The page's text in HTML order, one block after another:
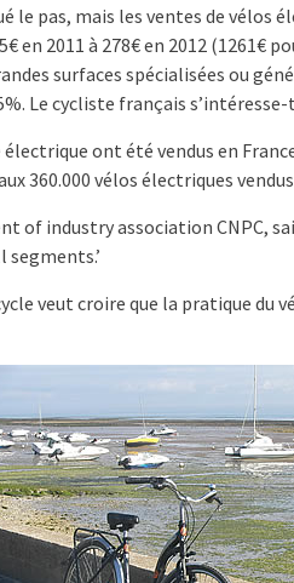
pas, mais les ventes de vélos
en 2011 à 278€ en 2012
surfaces spécialisées ou
Le cycliste français
ont été vendus en
360.000 vélos électriques
of industry association CNPC,
veut croire que la pratique du